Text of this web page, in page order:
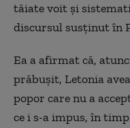
tăiate voit şi
discursul susţinut în
Ea a afirmat că,
prăbuşit, Letonia
popor care nu a
ce i s-a impus, în